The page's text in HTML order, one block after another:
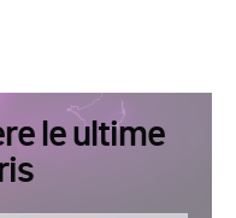
le ultime